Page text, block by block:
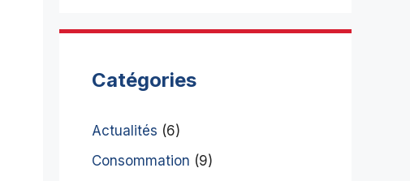
Catégories
Actualités (6)
Consommation (9)